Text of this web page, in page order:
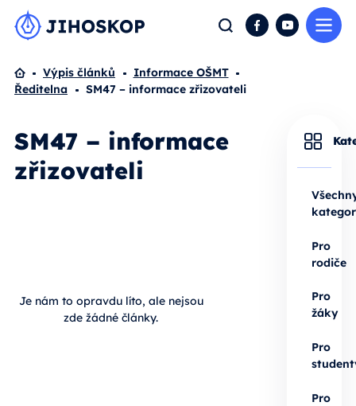
Hledat FacebookYouTube
Domů
Výpis článků
Informace OŠMT
Ředitelna
SM47 – informace zřizovateli
SM47 – informace
zřizovateli
Je nám to opravdu líto, ale nejsou
zde žádné články.
Pro
rodiče
Pro
žáky
Pro
Pro